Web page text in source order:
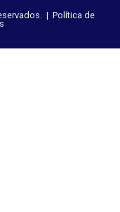
| Política de